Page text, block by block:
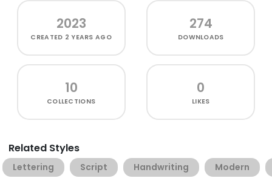
2023
CREATED 2 YEARS AGO
274
DOWNLOADS
10
COLLECTIONS
0
LIKES
Related Styles
Lettering Script Handwriting Modern